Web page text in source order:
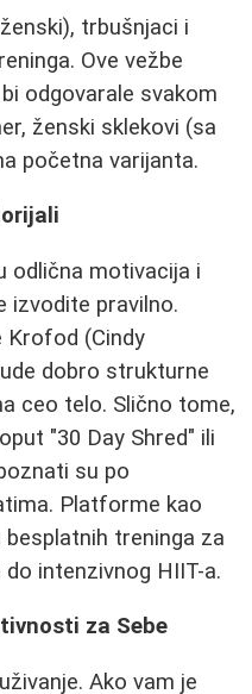
trbušnjaci i
Ove vežbe
odgovarale svakom
ženski sklekovi (sa
početna varijanta.
odlična motivacija i
izvodite pravilno.
Krofod (Cindy
dobro strukturne
ceo telo. Slično tome,
"30 Day Shred" ili
su po
Platforme kao
treninga za
intenzivnog HIIT-a.
za Sebe
Ako vam je